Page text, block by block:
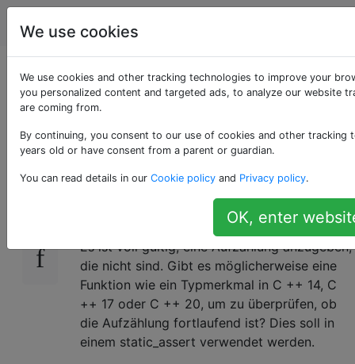
Programmierung
Fortlaufende
Aufzählung C ++ 11
17
Gibt es eine Möglichkeit, in C ++ 11 zu
überprüfen, ob eine Aufzählungfortlaufend
Es ist voll gültig, eine Aufzählung anzugeben,
die nicht sind. Gibt es möglicherweise eine
Funktion wie ein Typmerkmal in C ++ 14, C
++ 17 oder C ++ 20, um zu überprüfen, ob
die Aufzählung fortlaufend ist? Dies soll in
einem static_assert verwendet werden.
We use cookies
We use cookies and other tracking technologies to improve your
you personalized content and targeted ads, to analyze our website
are coming from.
By continuing, you consent to our use of cookies and other tracking
years old or have consent from a parent or guardian.
You can read details in our Cookie policy and Privacy policy.
OK, enter